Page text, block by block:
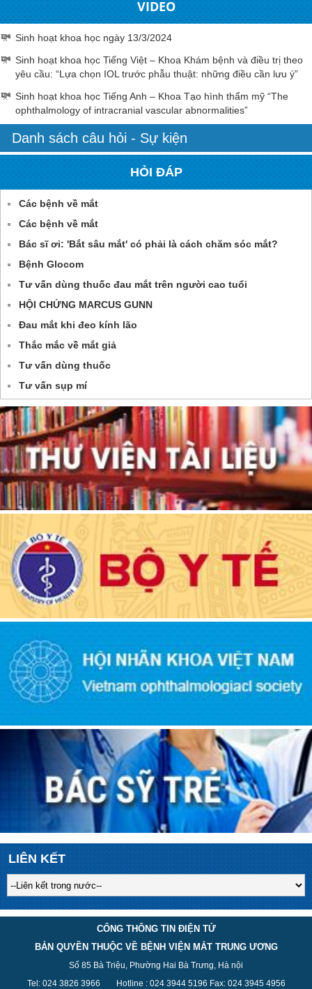
VIDEO
Sinh hoạt khoa học ngày 13/3/2024
Sinh hoạt khoa học Tiếng Việt – Khoa Khám bệnh và điều trị theo
yêu cầu: “Lựa chọn IOL trước phẫu thuật: những điều cần lưu ý”
Sinh hoạt khoa học Tiếng Anh – Khoa Tạo hình thẩm mỹ “The
ophthalmology of intracranial vascular abnormalities”
Danh sách câu hỏi - Sự kiện
HỎI ĐÁP
Các bệnh về mắt
Các bệnh về mắt
Bác sĩ ơi: 'Bắt sâu mắt' có phải là cách chăm sóc mắt?
Bệnh Glocom
Tư vấn dùng thuốc đau mắt trên người cao tuổi
HỘI CHỨNG MARCUS GUNN
Đau mắt khi đeo kính lão
Thắc mắc về mắt giả
Tư vấn dùng thuốc
Tư vấn sụp mí
LIÊN KẾT
CỔNG THÔNG TIN ĐIỆN TỬ
BẢN QUYỀN THUỘC VỀ BỆNH VIỆN MẮT TRUNG ƯƠNG
Số 85 Bà Triệu, Phường Hai Bà Trưng, Hà nội
Tel: 024 3826 3966 Hotline : 024 3944 5196 Fax: 024 3945 4956